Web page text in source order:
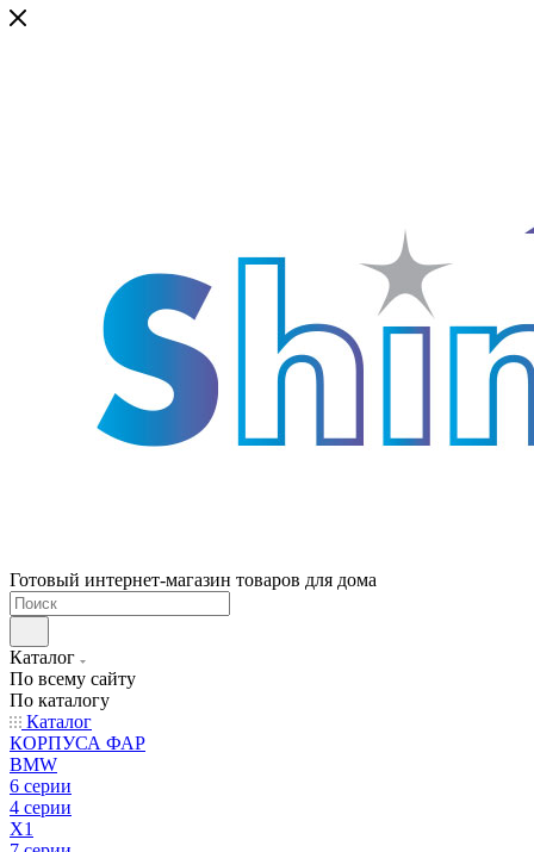
Готовый интернет-магазин товаров для дома
Каталог
По всему сайту
По каталогу
Каталог
КОРПУСА ФАР
BMW
6 серии
4 серии
X1